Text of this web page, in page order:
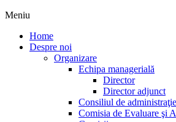
Meniu
Home
Despre noi
Organizare
Echipa managerială
Director
Director adjunct
Consiliul de administraţie
Comisia de Evaluare şi